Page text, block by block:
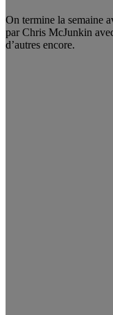
On termine la semaine
par Chris McJunkin
d’autres encore.